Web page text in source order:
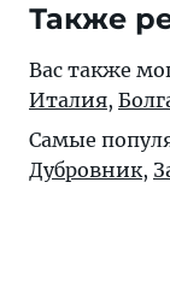
Также
Вас также
Италия,
Самые
Дубровник,